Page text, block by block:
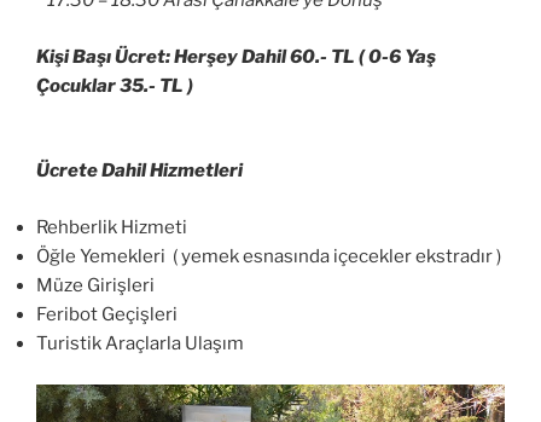
Kişi Başı Ücret: Herşey Dahil 60.- TL ( 0-6 Yaş
Çocuklar 35.- TL )
Ücrete Dahil Hizmetleri
Rehberlik Hizmeti
Öğle Yemekleri ( yemek esnasında içecekler ekstradır )
Müze Girişleri
Feribot Geçişleri
Turistik Araçlarla Ulaşım